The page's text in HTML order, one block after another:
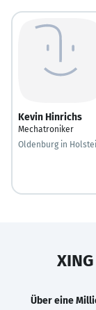
Kevin Hinrichs
Mechatroniker
Oldenburg in
Über eine